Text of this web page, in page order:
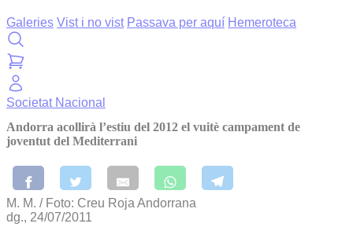
Galeries Vist i no vist Passava per aquí Hemeroteca
Societat Nacional
Andorra acollirà l’estiu del 2012 el vuitè campament de
joventut del Mediterrani
M. M. / Foto: Creu Roja Andorrana
dg., 24/07/2011